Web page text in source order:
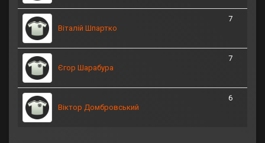
Віталій Шпартко
7
Єгор Шарабура
7
Віктор Домбровський
6